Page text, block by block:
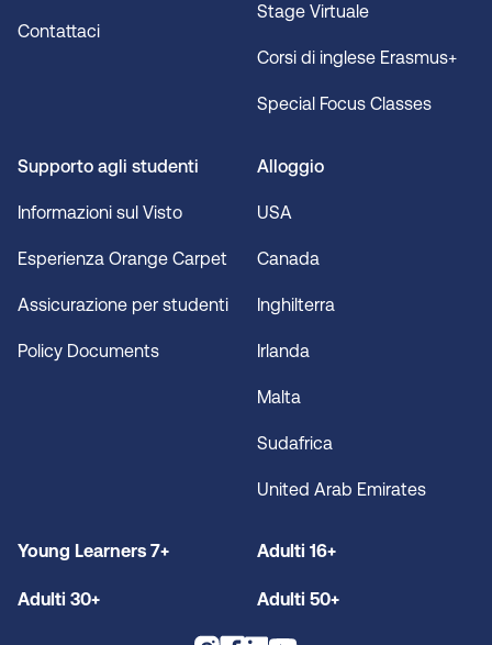
Contattaci
Stage Virtuale
Corsi di inglese Erasmus+
Special Focus Classes
Supporto agli studenti
Informazioni sul Visto
Esperienza Orange Carpet
Assicurazione per studenti
Policy Documents
Alloggio
USA
Canada
Inghilterra
Irlanda
Malta
Sudafrica
United Arab Emirates
Young Learners 7+ Adulti 16+
Adulti 30+ Adulti 50+